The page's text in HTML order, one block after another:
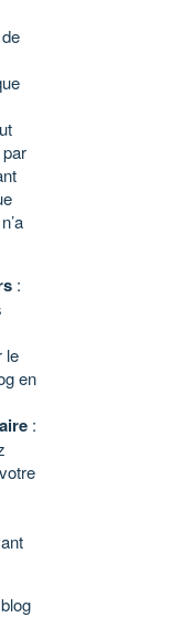
:
le
en
: